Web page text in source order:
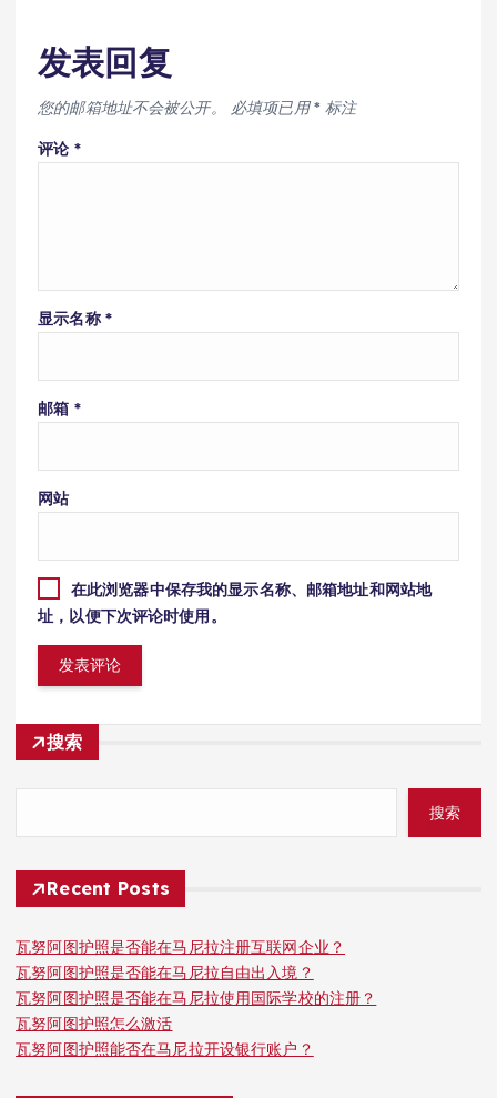
发表回复
您的邮箱地址不会被公开。 必填项已用* 标注
评论 *
显示名称 *
邮箱 *
网站
在此浏览器中保存我的显示名称、邮箱地址和网站地
址，以便下次评论时使用。
搜索
搜索
Recent Posts
瓦努阿图护照是否能在马尼拉注册互联网企业？
瓦努阿图护照是否能在马尼拉自由出入境？
瓦努阿图护照是否能在马尼拉使用国际学校的注册？
瓦努阿图护照怎么激活
瓦努阿图护照能否在马尼拉开设银行账户？